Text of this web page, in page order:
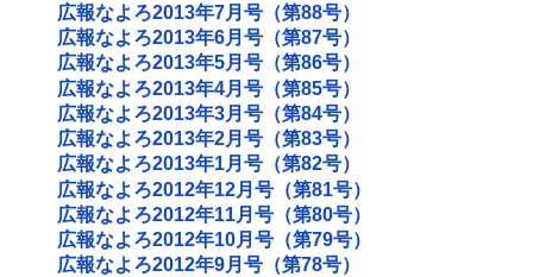
広報なよろ2013年7月号（第88号）
広報なよろ2013年6月号（第87号）
広報なよろ2013年5月号（第86号）
広報なよろ2013年4月号（第85号）
広報なよろ2013年3月号（第84号）
広報なよろ2013年2月号（第83号）
広報なよろ2013年1月号（第82号）
広報なよろ2012年12月号（第81号）
広報なよろ2012年11月号（第80号）
広報なよろ2012年10月号（第79号）
広報なよろ2012年9月号（第78号）